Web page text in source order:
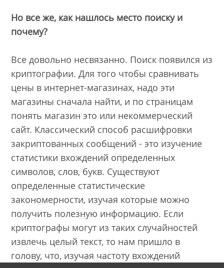
Но все же, как нашлось место поиску и
почему?
Все довольно несвязанно. Поиск появился из
криптографии. Для того чтобы сравнивать
цены в интернет-магазинах, надо эти
магазины сначала найти, и по страницам
понять магазин это или некоммерческий
сайт. Классический способ расшифровки
закриптованных сообщений - это изучение
статистики вхождений определенных
символов, слов, букв. Существуют
определенные статистические
закономерности, изучая которые можно
получить полезную информацию. Если
криптографы могут из таких случайностей
извлечь целый текст, то нам пришло в
голову, что, изучая частоту вхождений